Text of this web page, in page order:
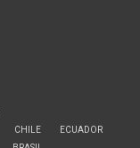
CHILE
ECUADOR